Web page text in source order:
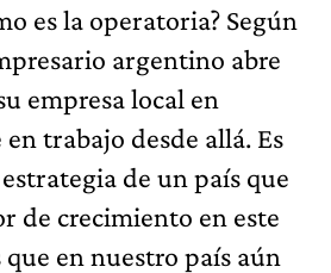
es la operatoria? Según
argentino abre
empresa local en
trabajo desde allá. Es
de un país que
de crecimiento en este
en nuestro país aún